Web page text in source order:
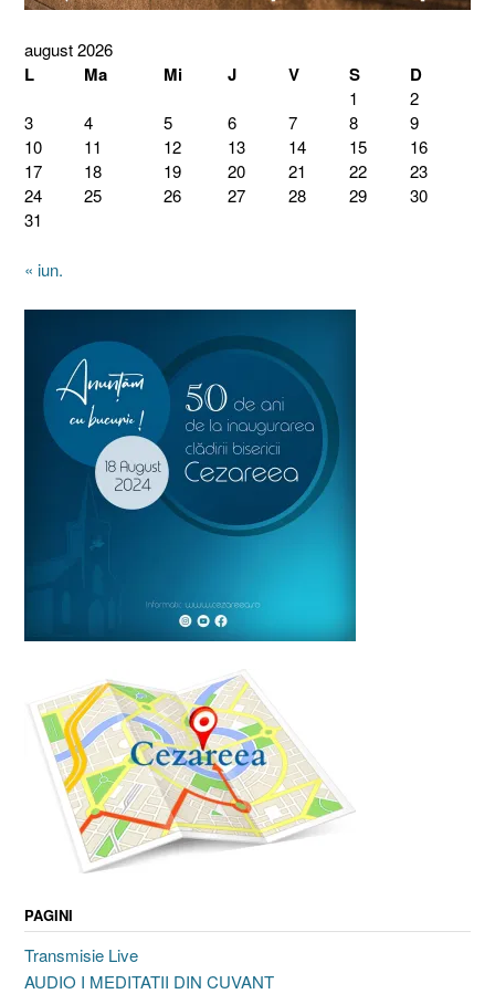
august 2026
L Ma Mi J V S D
1
2
3
4 5 6 7 8
9
10
11 12 13 14 15
16
17
18 19 20 21 22
23
24
25 26 27 28 29
30
31
« iun.
PAGINI
Transmisie Live
AUDIO I MEDITATII DIN CUVANT